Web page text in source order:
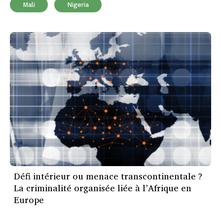
Mali Nigeria
Défi intérieur ou menace transcontinentale ?
La criminalité organisée liée à l’Afrique en
Europe